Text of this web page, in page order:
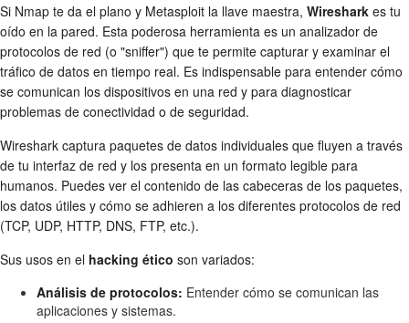
Si Nmap te da el plano y Metasploit la llave maestra, Wireshark es tu
oído en la pared. Esta poderosa herramienta es un analizador de
protocolos de red (o "sniffer") que te permite capturar y examinar el
tráfico de datos en tiempo real. Es indispensable para entender cómo
se comunican los dispositivos en una red y para diagnosticar
problemas de conectividad o de seguridad.
Wireshark captura paquetes de datos individuales que fluyen a través
de tu interfaz de red y los presenta en un formato legible para
humanos. Puedes ver el contenido de las cabeceras de los paquetes,
los datos útiles y cómo se adhieren a los diferentes protocolos de red
(TCP, UDP, HTTP, DNS, FTP, etc.).
Sus usos en el hacking ético son variados:
Análisis de protocolos: Entender cómo se comunican las
aplicaciones y sistemas.